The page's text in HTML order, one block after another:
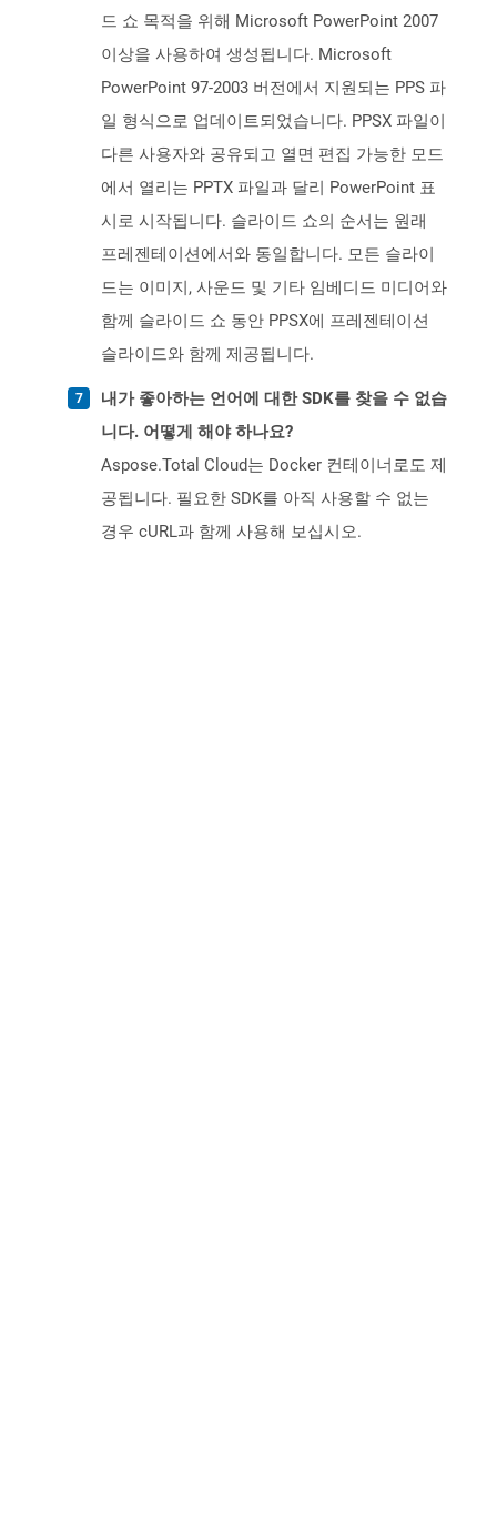
드 쇼 목적을 위해 Microsoft PowerPoint 2007
이상을 사용하여 생성됩니다. Microsoft
PowerPoint 97-2003 버전에서 지원되는 PPS 파
일 형식으로 업데이트되었습니다. PPSX 파일이
다른 사용자와 공유되고 열면 편집 가능한 모드
에서 열리는 PPTX 파일과 달리 PowerPoint 표
시로 시작됩니다. 슬라이드 쇼의 순서는 원래
프레젠테이션에서와 동일합니다. 모든 슬라이
드는 이미지, 사운드 및 기타 임베디드 미디어와
함께 슬라이드 쇼 동안 PPSX에 프레젠테이션
슬라이드와 함께 제공됩니다.
내가 좋아하는 언어에 대한 SDK를 찾을 수 없습
니다. 어떻게 해야 하나요?
Aspose.Total Cloud는 Docker 컨테이너로도 제
공됩니다. 필요한 SDK를 아직 사용할 수 없는
경우 cURL과 함께 사용해 보십시오.